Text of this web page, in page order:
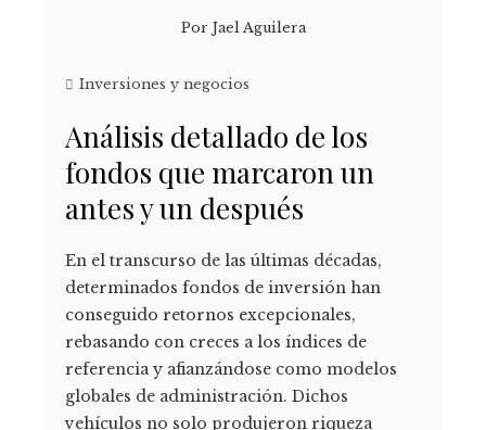
Por Jael Aguilera
Inversiones y negocios
Análisis detallado de los
fondos que marcaron un
antes y un después
En el transcurso de las últimas décadas,
determinados fondos de inversión han
conseguido retornos excepcionales,
rebasando con creces a los índices de
referencia y afianzándose como modelos
globales de administración. Dichos
vehículos no solo produjeron riqueza